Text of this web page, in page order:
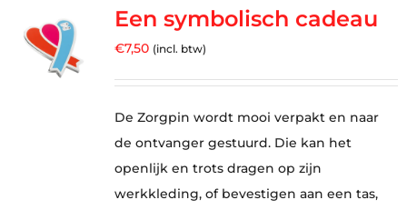
Een symbolisch cadeau
€7,50 (incl. btw)
De Zorgpin wordt mooi verpakt en naar
de ontvanger gestuurd. Die kan het
openlijk en trots dragen op zijn
werkkleding, of bevestigen aan een tas,